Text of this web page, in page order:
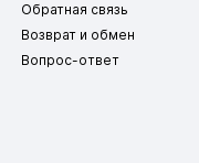
Обратная связь
Возврат и обмен
Вопрос-ответ